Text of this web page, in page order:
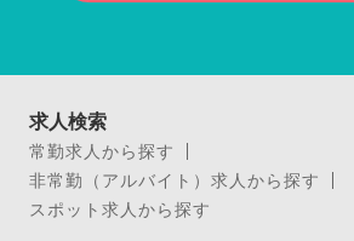
求人検索
常勤求人から探す
非常勤（アルバイト）求人から探す
スポット求人から探す